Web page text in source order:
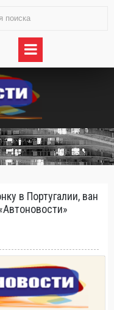
в Португалии, ван